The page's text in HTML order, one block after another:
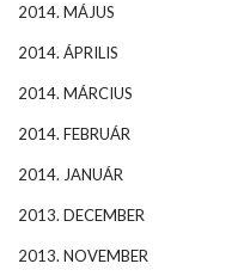
2014. MÁJUS
2014. ÁPRILIS
2014. MÁRCIUS
2014. FEBRUÁR
2014. JANUÁR
2013. DECEMBER
2013. NOVEMBER